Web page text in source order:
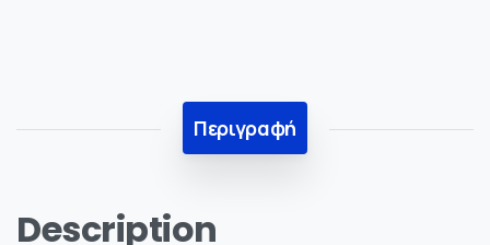
Περιγραφή
Description